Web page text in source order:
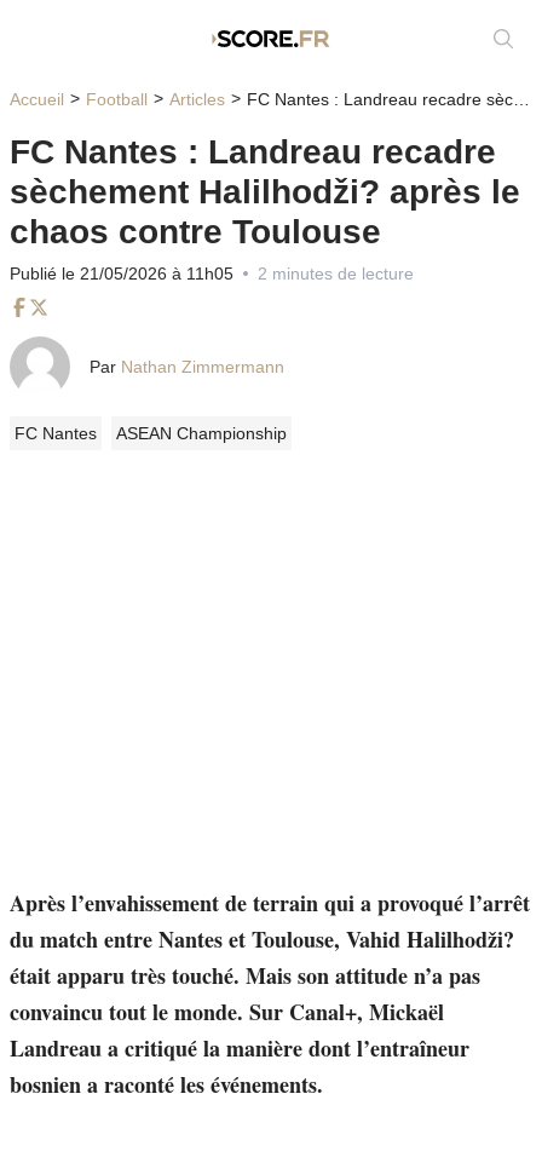
Accueil Football Articles FC Nantes : Landreau recadre sèchement Halilhodži? après le chaos contre Toulouse
FC Nantes : Landreau recadre
sèchement Halilhodži? après le
chaos contre Toulouse
Publié le 21/05/2026 à 11h05 2 minutes de lecture
Par Nathan Zimmermann
FC Nantes ASEAN Championship
Après l’envahissement de terrain qui a provoqué l’arrêt
du match entre Nantes et Toulouse, Vahid Halilhodži?
était apparu très touché. Mais son attitude n’a pas
convaincu tout le monde. Sur Canal+, Mickaël
Landreau a critiqué la manière dont l’entraîneur
bosnien a raconté les événements.